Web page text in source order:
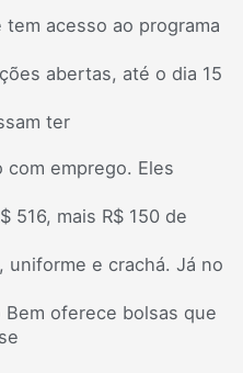
acesso ao programa
abertas, até o dia 15
ter
emprego. Eles
516, mais R$ 150 de
e crachá. Já no
oferece bolsas que